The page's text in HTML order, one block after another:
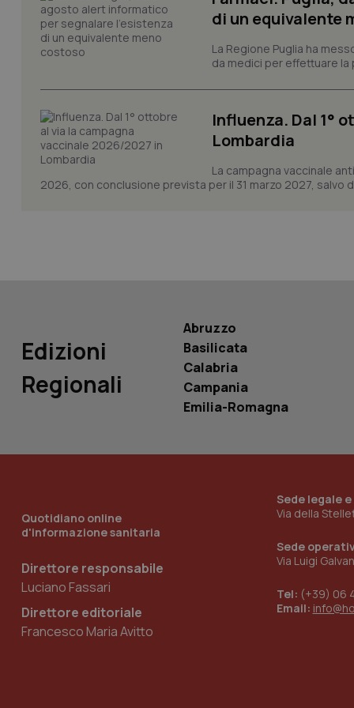
di un equivalente
La Regione Puglia ha
da medici per effettuare la
Influenza. Dal 1°
Lombardia
La campagna vaccinale
2026, con conclusione prevista per il 31 marzo 2027, salvo
Edizioni
Regionali
Abruzzo
Basilicata
Calabria
Campania
Emilia-Romagna
Quotidiano online
d'informazione sanitaria
Direttore responsabile
Luciano Fassari
Direttore editoriale
Francesco Maria Avitto
Sede legale
Via della
Sede
Via Luigi
Tel: (+39) 06
Email:
tracking-sites-
tracking-enable
session-id
_ga_KM60CM4NPH
_ga_0VMQEQKQ1N